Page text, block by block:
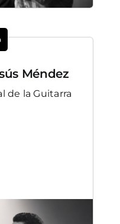
Méndez
de la Guitarra